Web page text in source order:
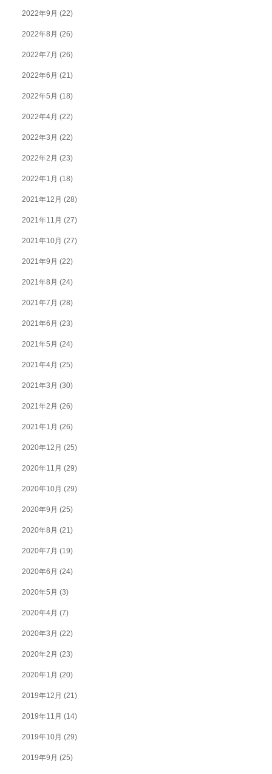
2022年9月 (22)
2022年8月 (26)
2022年7月 (26)
2022年6月 (21)
2022年5月 (18)
2022年4月 (22)
2022年3月 (22)
2022年2月 (23)
2022年1月 (18)
2021年12月 (28)
2021年11月 (27)
2021年10月 (27)
2021年9月 (22)
2021年8月 (24)
2021年7月 (28)
2021年6月 (23)
2021年5月 (24)
2021年4月 (25)
2021年3月 (30)
2021年2月 (26)
2021年1月 (26)
2020年12月 (25)
2020年11月 (29)
2020年10月 (29)
2020年9月 (25)
2020年8月 (21)
2020年7月 (19)
2020年6月 (24)
2020年5月 (3)
2020年4月 (7)
2020年3月 (22)
2020年2月 (23)
2020年1月 (20)
2019年12月 (21)
2019年11月 (14)
2019年10月 (29)
2019年9月 (25)